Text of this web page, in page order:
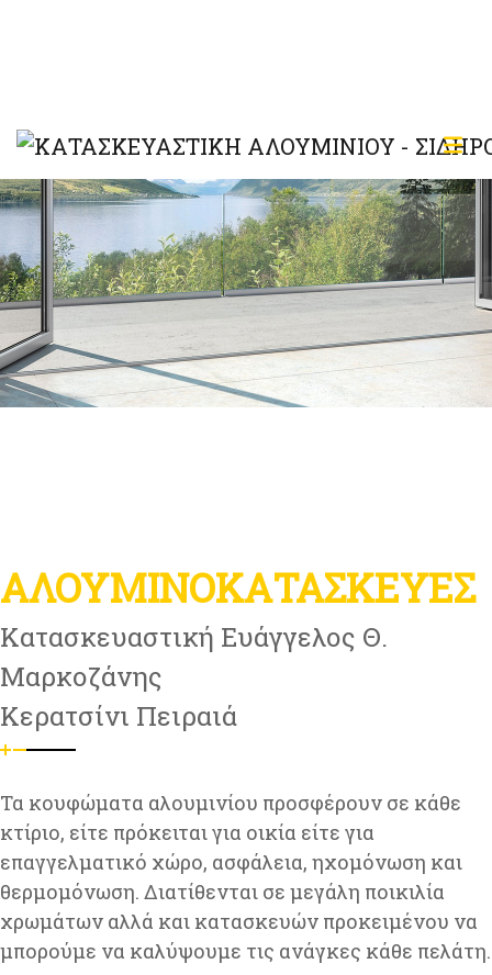
ΑΛΟΥΜΙΝΟΚΑΤΑΣΚΕΥΕΣ
Κατασκευαστική Ευάγγελος Θ.
Μαρκοζάνης
Κερατσίνι Πειραιά
Τα κουφώματα αλουμινίου προσφέρουν σε κάθε
κτίριο, είτε πρόκειται για οικία είτε για
επαγγελματικό χώρο, ασφάλεια, ηχομόνωση και
θερμομόνωση. Διατίθενται σε μεγάλη ποικιλία
χρωμάτων αλλά και κατασκευών προκειμένου να
μπορούμε να καλύψουμε τις ανάγκες κάθε πελάτη.